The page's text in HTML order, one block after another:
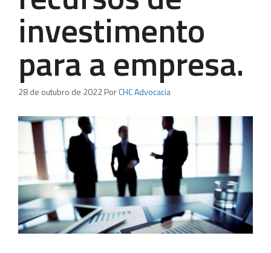
investimento
para a empresa.
28 de outubro de 2022PorCHC Advocacia